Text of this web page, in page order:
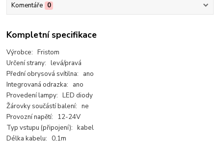
Komentáře 0
Kompletní specifikace
Výrobce: Fristom
Určení strany: levá/pravá
Přední obrysová svítilna: ano
Integrovaná odrazka: ano
Provedení lampy: LED diody
Žárovky součástí balení: ne
Provozní napětí: 12-24V
Typ vstupu (připojení): kabel
Délka kabelu: 0,1m